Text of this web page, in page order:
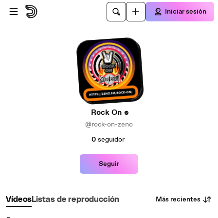
Saltar al contenido principal
Iniciar sesión
Rock On
@rock-on-zeno
0 seguidor
Seguir
VídeosListas de reproducción Más recientes